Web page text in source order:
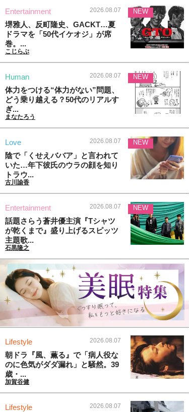
Entertainment 2026.08.07
堺雅人、反町隆史、GACKT…夏
ドラマを「50代イケオジ」が席
巻。...
こじらぶ
NEW
Human 2026.08.07
体力をつける“体力がない”問題、
どう乗り越える？50代のリアルす
ぎ...
まなたろう
NEW
Love 2026.08.07
陰で「くせえババア」と言われて
いた…年下彼氏のウラの顔を知り
トラウ...
古川諭香
NEW
Entertainment 2026.08.07
話題さらう蒼井優主演『Tシャツ
が乾くまで』盛り上げるスピッツ
主題歌...
石黒隆之
NEW
Lifestyle 2026.08.07
朝ドラ『風、薫る』で「病人役な
のに色気がダダ漏れ」と騒然。39
歳・...
加賀谷健
Lifestyle 2026.08.07